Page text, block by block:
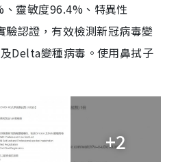
靈敏度96.4%、特異性
認證，有效檢測新冠病毒變
Delta變種病毒。使用鼻拭子
+2